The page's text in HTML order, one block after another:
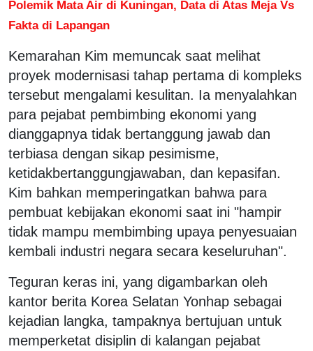
Polemik Mata Air di Kuningan, Data di Atas Meja Vs
Fakta di Lapangan
Kemarahan Kim memuncak saat melihat
proyek modernisasi tahap pertama di kompleks
tersebut mengalami kesulitan. Ia menyalahkan
para pejabat pembimbing ekonomi yang
dianggapnya tidak bertanggung jawab dan
terbiasa dengan sikap pesimisme,
ketidakbertanggungjawaban, dan kepasifan.
Kim bahkan memperingatkan bahwa para
pembuat kebijakan ekonomi saat ini "hampir
tidak mampu membimbing upaya penyesuaian
kembali industri negara secara keseluruhan".
Teguran keras ini, yang digambarkan oleh
kantor berita Korea Selatan Yonhap sebagai
kejadian langka, tampaknya bertujuan untuk
memperketat disiplin di kalangan pejabat